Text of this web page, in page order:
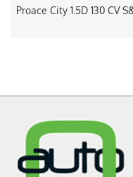
Proace City 1.5D 130 CV